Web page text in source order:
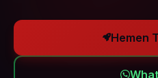
Hemen